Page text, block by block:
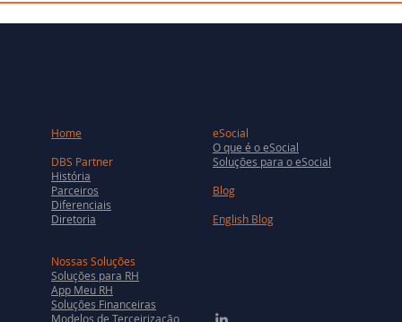
Home
DBS Partner
História
Parceiros
Diferenciais
Diretoria
eSocial
O que é o eSocial
Soluções para o eSocial
Blog
English Blog
Nossas Soluções
Soluções para RH
App Meu RH
Soluções Financeiras
Modelos de Terceirização